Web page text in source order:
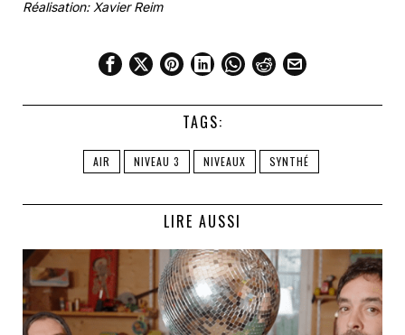
Réalisation: Xavier Reim
TAGS:
AIR NIVEAU 3 NIVEAUX SYNTHÉ
LIRE AUSSI